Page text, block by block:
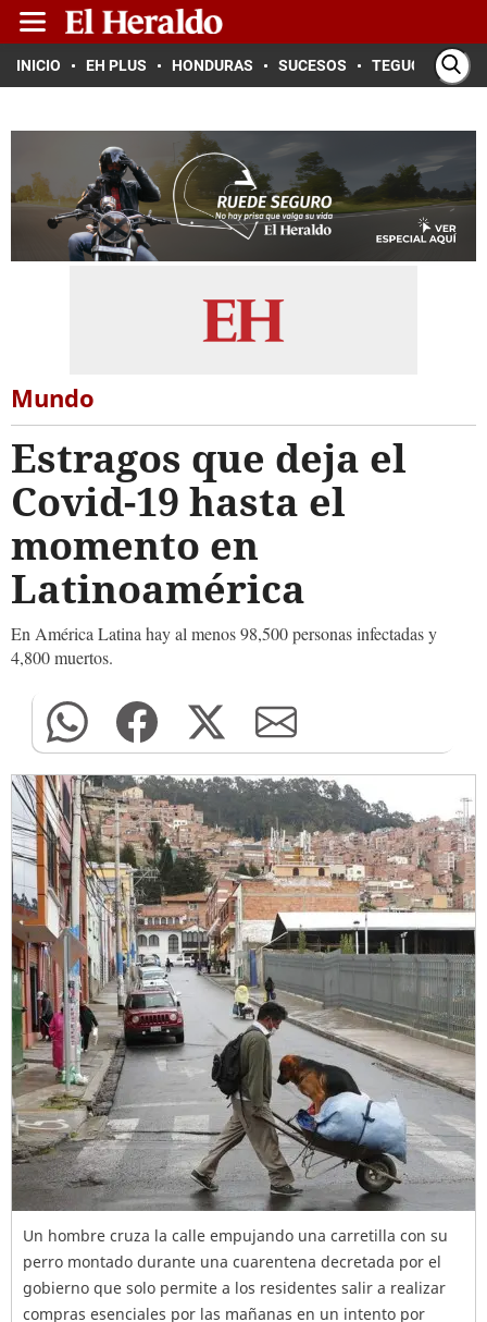
INICIO EH PLUS HONDURAS SUCESOS TEGUCIGALPA
Mundo
Estragos que deja el
Covid-19 hasta el
momento en
Latinoamérica
En América Latina hay al menos 98,500 personas infectadas y
4,800 muertos.
Un hombre cruza la calle empujando una carretilla con su
perro montado durante una cuarentena decretada por el
gobierno que solo permite a los residentes salir a realizar
compras esenciales por las mañanas en un intento por